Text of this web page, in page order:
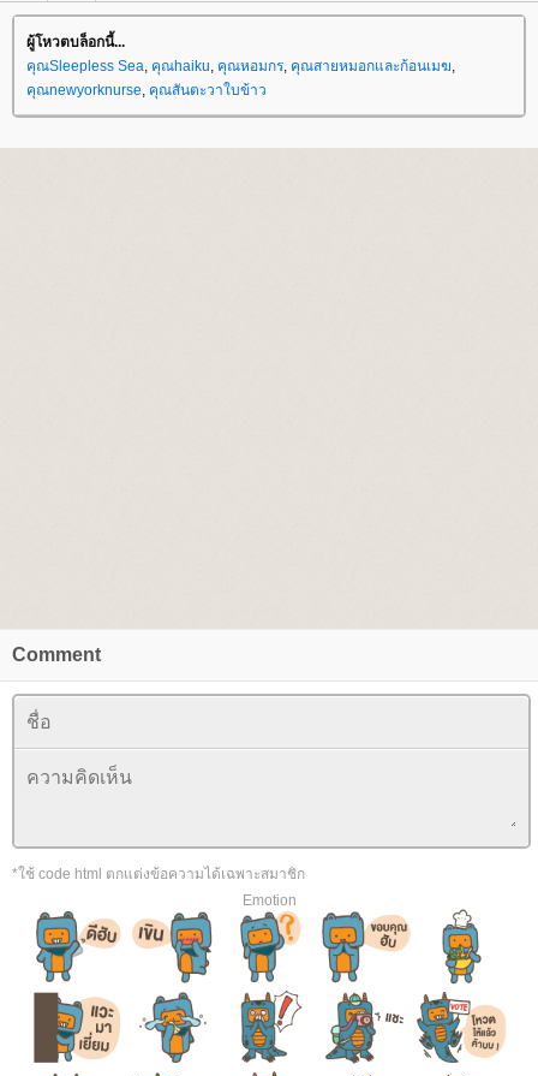
ผู้โหวตบล็อกนี้...
คุณSleepless Sea คุณhaiku คุณหอมกร คุณสายหมอกและก้อนเมฆ
คุณnewyorknurse คุณสันตะวาใบข้าว
Comment
*ใช้ code html ตกแต่งข้อความได้เฉพาะสมาชิก
Emotion